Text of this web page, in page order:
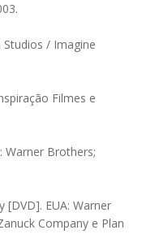
Studios / Imagine
Filmes e
Warner Brothers;
EUA: Warner
Company e Plan